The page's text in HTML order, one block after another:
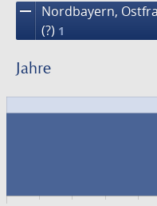
remove
Nordbayern,
(?) 1
Jahre